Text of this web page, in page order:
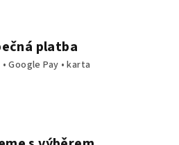
platba
Google Pay • karta